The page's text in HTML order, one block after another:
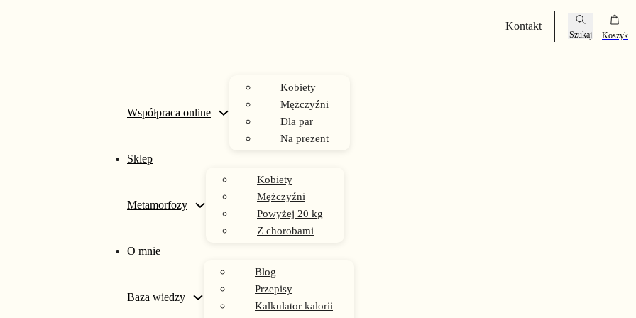
Kontakt
Współpraca online
Kobiety
Mężczyźni
Dla par
Na prezent
Sklep
Metamorfozy
Kobiety
Mężczyźni
Powyżej 20 kg
Z chorobami
O mnie
Baza wiedzy
Blog
Przepisy
Kalkulator kalorii
z masą z serka mascarpone i owocami